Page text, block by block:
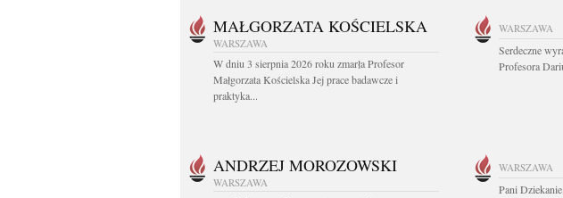
MAŁGORZATA KOŚCIELSKA
WARSZAWA
W dniu 3 sierpnia 2026 roku zmarła Profesor
Małgorzata Kościelska Jej prace badawcze i
praktyka...
WARSZAWA
Serdeczne
Profesora
ANDRZEJ MOROZOWSKI
WARSZAWA
WARSZAWA
Pani